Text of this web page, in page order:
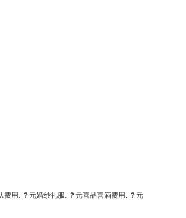
费用: ？元婚纱礼服: ？元喜品喜酒费用: ？元